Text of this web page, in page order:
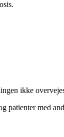
ikke
patienter med